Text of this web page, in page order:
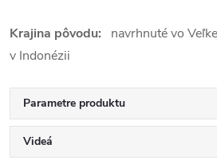
Krajina pôvodu: navrhnuté vo
v Indonézii
Parametre produktu
Videá